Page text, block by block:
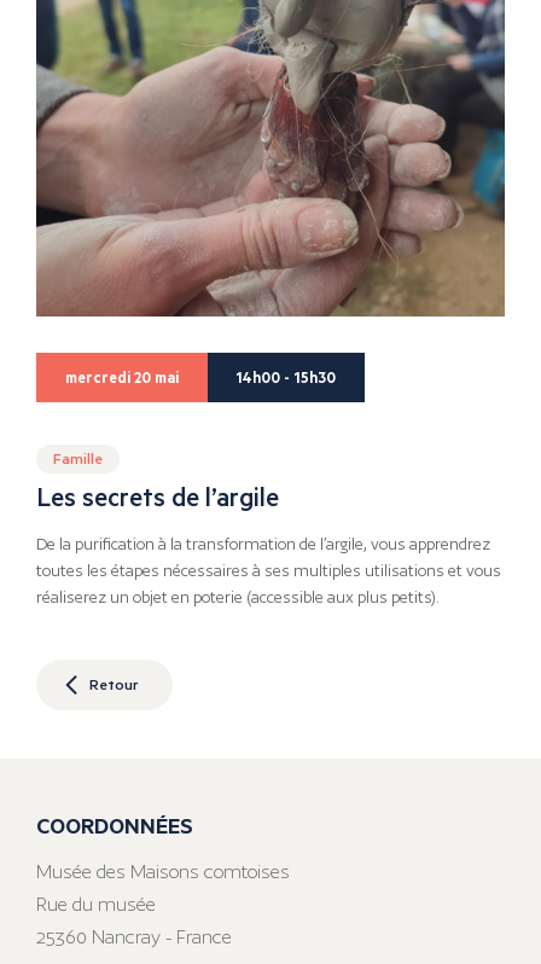
mercredi 20 mai 14h00 - 15h30
Famille
Les secrets de l’argile
De la purification à la transformation de l’argile, vous apprendrez
toutes les étapes nécessaires à ses multiples utilisations et vous
réaliserez un objet en poterie (accessible aux plus petits).
Retour
COORDONNÉES
Musée des Maisons comtoises
Rue du musée
25360 Nancray - France